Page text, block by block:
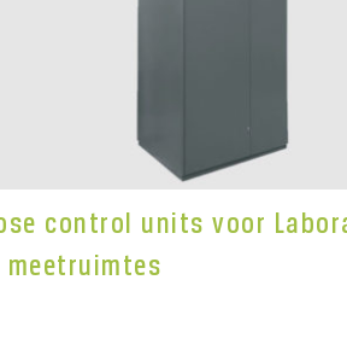
control units voor
meetruimtes